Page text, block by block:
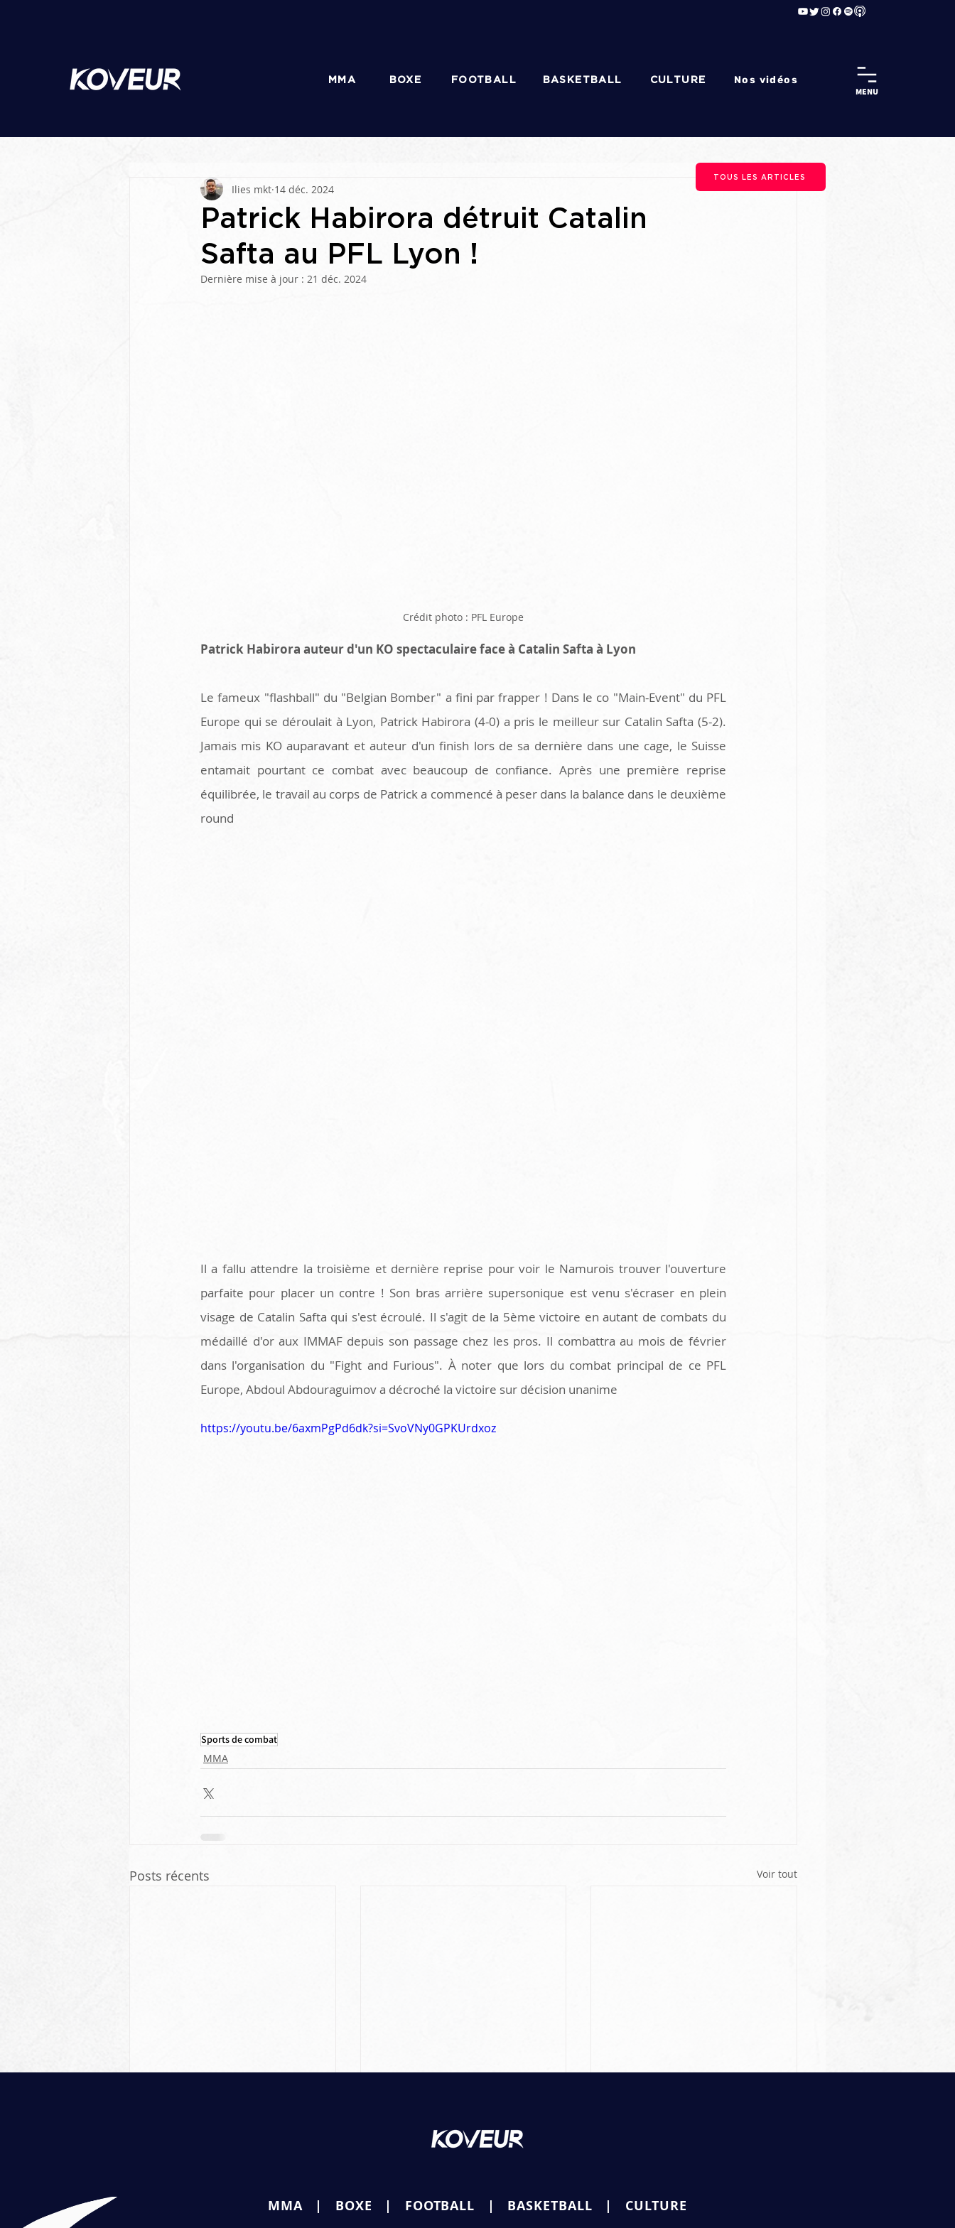
MMA BOXE FOOTBALL BASKETBALL CULTURE Nos vidéos
MENU
Patrick Habirora détruit Catalin
Safta au PFL Lyon !
Ilies mkt 14 déc. 2024
Dernière mise à jour : 21 déc. 2024
Crédit photo : PFL Europe
Patrick Habirora auteur d'un KO spectaculaire face à Catalin Safta à Lyon
Le fameux "flashball" du "Belgian Bomber" a fini par frapper ! Dans le co "Main-Event" du PFL
Europe qui se déroulait à Lyon, Patrick Habirora (4-0) a pris le meilleur sur Catalin Safta (5-2).
Jamais mis KO auparavant et auteur d'un finish lors de sa dernière dans une cage, le Suisse
entamait pourtant ce combat avec beaucoup de confiance. Après une première reprise
équilibrée, le travail au corps de Patrick a commencé à peser dans la balance dans le deuxième
round
Il a fallu attendre la troisième et dernière reprise pour voir le Namurois trouver l'ouverture
parfaite pour placer un contre ! Son bras arrière supersonique est venu s'écraser en plein
visage de Catalin Safta qui s'est écroulé. Il s'agit de la 5ème victoire en autant de combats du
médaillé d'or aux IMMAF depuis son passage chez les pros. Il combattra au mois de février
dans l'organisation du "Fight and Furious". À noter que lors du combat principal de ce PFL
Europe, Abdoul Abdouraguimov a décroché la victoire sur décision unanime
https://youtu.be/6axmPgPd6dk?si=SvoVNy0GPKUrdxoz
Sports de combat
MMA
Posts récents Voir tout
Rédigez un commentaire...
TOUS LES ARTICLES
MMA| BOXE | FOOTBALL | BASKETBALL | CULTURE